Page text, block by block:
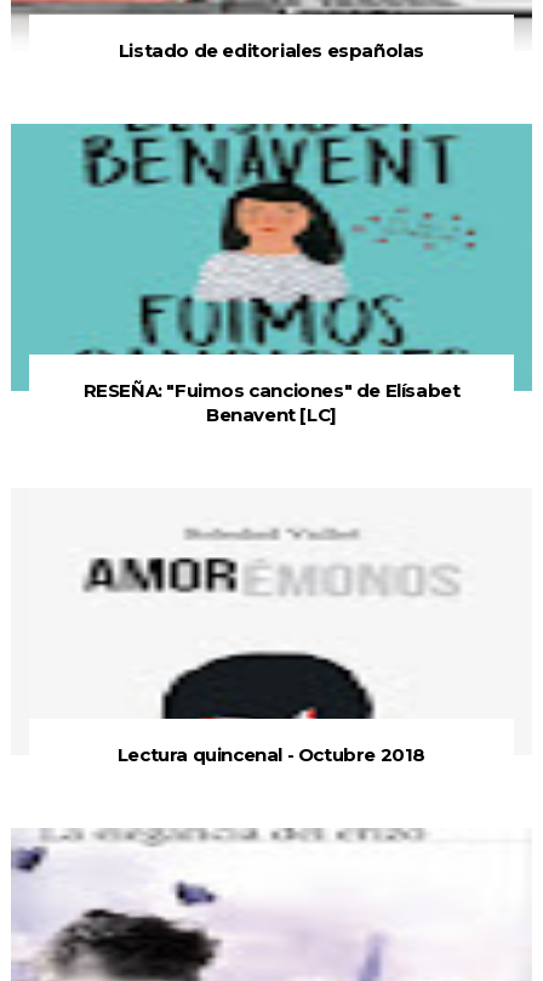
Listado de editoriales españolas
RESEÑA: "Fuimos canciones" de Elísabet
Benavent [LC]
Lectura quincenal - Octubre 2018